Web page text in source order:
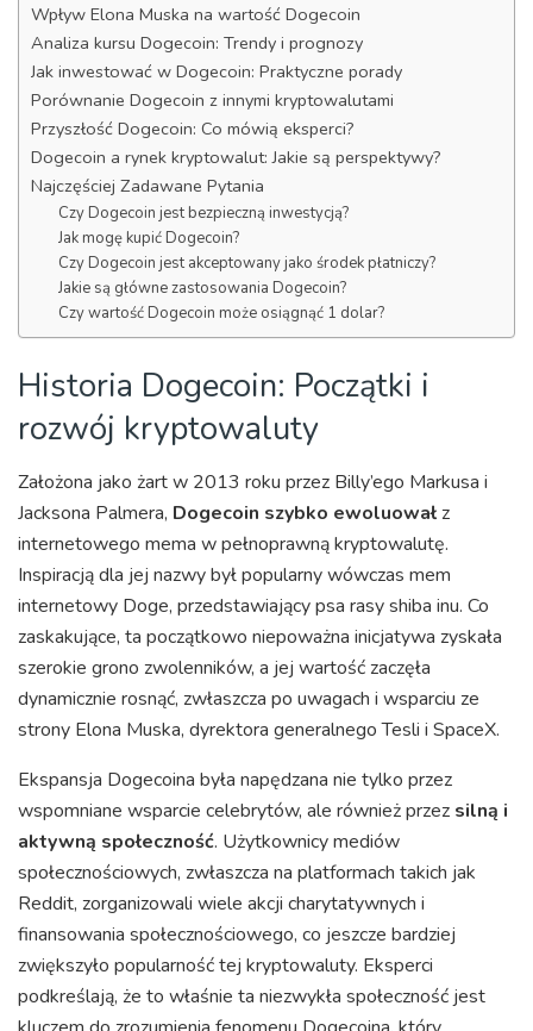
Wpływ Elona Muska na wartość Dogecoin
Analiza kursu Dogecoin: Trendy i prognozy
Jak inwestować w Dogecoin: Praktyczne porady
Porównanie Dogecoin z innymi kryptowalutami
Przyszłość Dogecoin: Co mówią eksperci?
Dogecoin a rynek kryptowalut: Jakie są perspektywy?
Najczęściej Zadawane Pytania
Czy Dogecoin jest bezpieczną inwestycją?
Jak mogę kupić Dogecoin?
Czy Dogecoin jest akceptowany jako środek płatniczy?
Jakie są główne zastosowania Dogecoin?
Czy wartość Dogecoin może osiągnąć 1 dolar?
Historia Dogecoin: Początki i
rozwój kryptowaluty
Założona jako żart w 2013 roku przez Billy’ego Markusa i
Jacksona Palmera, Dogecoin szybko ewoluowałz
internetowego mema w pełnoprawną kryptowalutę.
Inspiracją dla jej nazwy był popularny wówczas mem
internetowy Doge, przedstawiający psa rasy shiba inu. Co
zaskakujące, ta początkowo niepoważna inicjatywa zyskała
szerokie grono zwolenników, a jej wartość zaczęła
dynamicznie rosnąć, zwłaszcza po uwagach i wsparciu ze
strony Elona Muska, dyrektora generalnego Tesli i SpaceX.
Ekspansja Dogecoina była napędzana nie tylko przez
wspomniane wsparcie celebrytów, ale również przez silną i
aktywną społeczność. Użytkownicy mediów
społecznościowych, zwłaszcza na platformach takich jak
Reddit, zorganizowali wiele akcji charytatywnych i
finansowania społecznościowego, co jeszcze bardziej
zwiększyło popularność tej kryptowaluty. Eksperci
podkreślają, że to właśnie ta niezwykła społeczność jest